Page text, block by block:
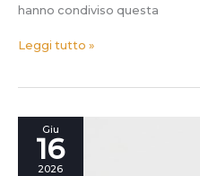
hanno condiviso questa
Leggi tutto »
Giu
16
2026
Renovation
Palazzo
Puro